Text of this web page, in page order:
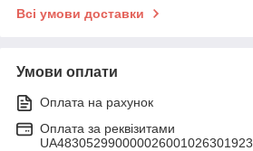
Всі умови доставки
Умови оплати
Оплата на рахунок
Оплата за реквізитами
UA483052990000026001026301923